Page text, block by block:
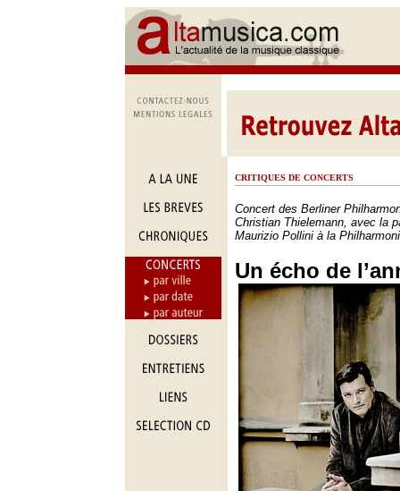
CRITIQUES DE CONCERTS
Concert des Berliner
Christian Thielemann, avec la
Maurizio Pollini à la
Un écho de